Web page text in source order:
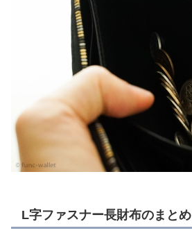
L字ファスナー長財布のまとめ